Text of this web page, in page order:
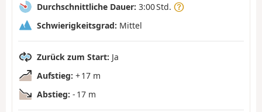
Durchschnittliche Dauer: 3:00 Std.
Schwierigkeitsgrad: Mittel
Zurück zum Start: Ja
Aufstieg: + 17 m
Abstieg: - 17 m